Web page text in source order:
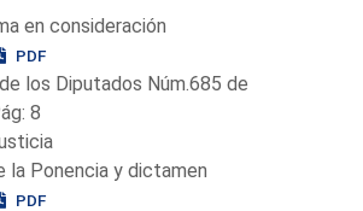
en consideración
PDF
los Diputados Núm.685 de
8
la Ponencia y dictamen
PDF